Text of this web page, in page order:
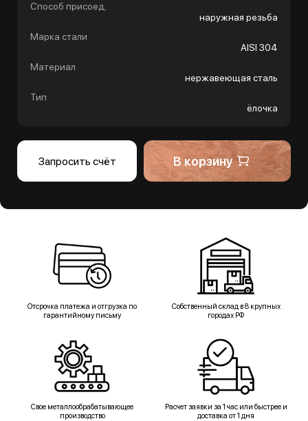
Способ присоед.
наружная резьба
Марка стали
AISI 304
Материал
нержавеющая сталь
Тип
ёлочка
Запросить счёт В корзину
Отсрочка платежа и отгрузка по
гарантийному письму
Собственный склад в 8 крупных
городах РФ
Свое металлообрабатывающее
производство
Расчет заявки за 1 час или быстрее и
доставка от 1 дня